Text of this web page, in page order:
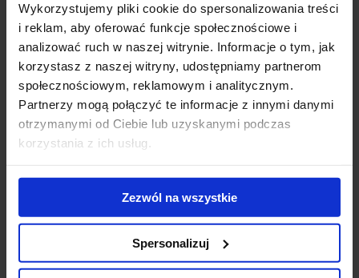
Wykorzystujemy pliki cookie do spersonalizowania treści
i reklam, aby oferować funkcje społecznościowe i
analizować ruch w naszej witrynie. Informacje o tym, jak
korzystasz z naszej witryny, udostępniamy partnerom
społecznościowym, reklamowym i analitycznym.
Partnerzy mogą połączyć te informacje z innymi danymi
otrzymanymi od Ciebie lub uzyskanymi podczas
korzystania z ich usług.
Zezwól na wszystkie
Spersonalizuj
reputacją wśród pracowników. Decyzja norweskiego giganta
potwierdza ponadto mocną pozycję Trójmiasta jako lokalizacji dla
projektów z sektora nowoczesnych usług dla biznesu, szczególnie
z obszaru IT oraz badań i rozwoju. Dlatego wierzymy, że firma
Schibsted będzie zadowolona z wyboru Gdańska jako siedziby
swojego nowego centrum”.
Na koniec I kw. 2014 r. całkowite zasoby biurowe w Trójmieście
Polsce, za Warszawą, Krakowem i Wrocławiem. Wolumen wolnej
powierzchni na poziomie ponad 65 000 mkw. oznacza, że firmy
poszukujące biur mają szereg ciekawych opcji do wyboru i mogą
liczyć na elastyczne warunki najmu.